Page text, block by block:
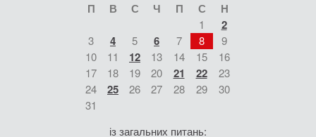
П В С Ч П С Н
1 2
3 4 5 6 7 8
9
10
11 12 13 14 15
16
17
18 19 20 21 22
23
24
25 26 27 28 29
30
31
із загальних питань: